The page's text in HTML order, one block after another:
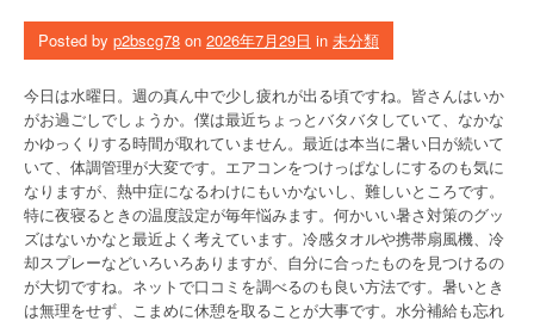
Posted by p2bscg78 on 2026年7月29日 in 未分類
今日は水曜日。週の真ん中で少し疲れが出る頃ですね。皆さんはいか
がお過ごしでしょうか。僕は最近ちょっとバタバタしていて、なかな
かゆっくりする時間が取れていません。最近は本当に暑い日が続いて
いて、体調管理が大変です。エアコンをつけっぱなしにするのも気に
なりますが、熱中症になるわけにもいかないし、難しいところです。
特に夜寝るときの温度設定が毎年悩みます。何かいい暑さ対策のグッ
ズはないかなと最近よく考えています。冷感タオルや携帯扇風機、冷
却スプレーなどいろいろありますが、自分に合ったものを見つけるの
が大切ですね。ネットで口コミを調べるのも良い方法です。暑いとき
は無理をせず、こまめに休憩を取ることが大事です。水分補給も忘れ